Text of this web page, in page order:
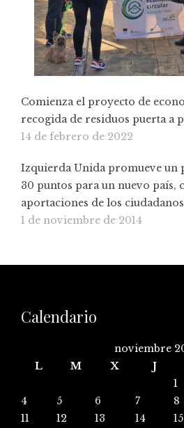
Comienza el proyecto de
recogida de residuos puerta a
14 de febrero de 2022
Izquierda Unida promueve un
30 puntos para un nuevo país,
aportaciones de los ciudadanos
1 de noviembre de 2014
Calendario
noviembre
L
M X J
1
4
5 6 7 8
11
12 13 14 15